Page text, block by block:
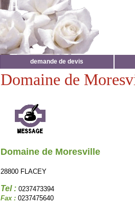
demande de devis
Domaine de
Domaine de Moresville
28800 FLACEY
Tel : 0237473394
Fax : 0237475640